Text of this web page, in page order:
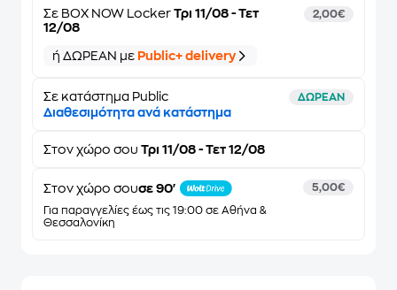
Σε BOX NOW Locker Τρι 11/08 - Τετ
12/08
2,00€
ή ΔΩΡΕΑΝ με Public+ delivery
Σε κατάστημα Public ΔΩΡΕΑΝ
Διαθεσιμότητα ανά κατάστημα
Στον χώρο σου Τρι 11/08 - Τετ 12/08
Στον χώρο σουσε 90'
Για παραγγελίες έως τις 19:00 σε Αθήνα &
Θεσσαλονίκη
5,00€